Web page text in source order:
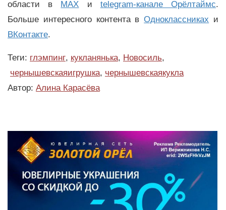
области в MAX и telegram-канале Орёлтаймс.
Больше интересного контента вОдноклассниках и
ВКонтакте.
Теги: глэмпинг, кукланянька, Новосиль,
чернышевскаяигрушка, чернышевскаякукла
Автор: Алина Карасёва